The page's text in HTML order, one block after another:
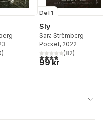
Totalt antal röster:
)
Del 1
Sly
Sara Strömberg
Pocket, 2022
3,8utav 5 stjärnor.
(82)
99 kr